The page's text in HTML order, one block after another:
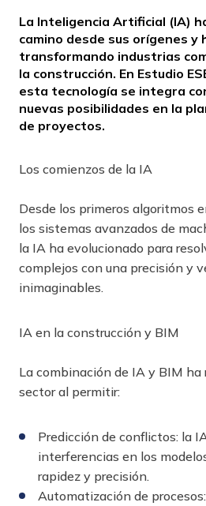
La Inteligencia Artificial (IA)
camino desde sus orígenes y
transformando industrias
la construcción. En Estudio
esta tecnología se integra
nuevas posibilidades en la
de proyectos.
Los comienzos de la IA
Desde los primeros algoritmos
los sistemas avanzados de
la IA ha evolucionado para
complejos con una precisión y
inimaginables.
IA en la construcción y BIM
La combinación de IA y BIM ha
sector al permitir:
Predicción de conflictos: la
interferencias en los
rapidez y precisión.
Automatización de